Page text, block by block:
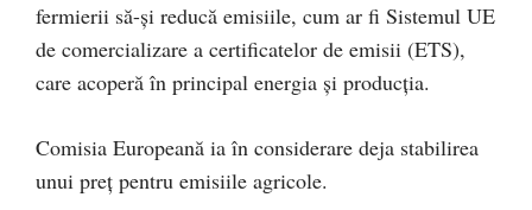
fermierii să-și reducă emisiile, cum ar fi Sistemul UE
de comercializare a certificatelor de emisii (ETS),
care acoperă în principal energia și producția.
Comisia Europeană ia în considerare deja stabilirea
unui preț pentru emisiile agricole.